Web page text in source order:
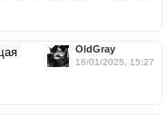
OldGray
16/01/2025, 15:27